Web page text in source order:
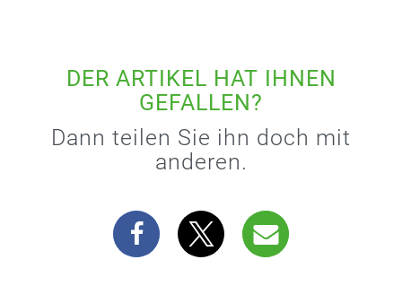
DER ARTIKEL HAT IHNEN
GEFALLEN?
Dann teilen Sie ihn doch mit
anderen.